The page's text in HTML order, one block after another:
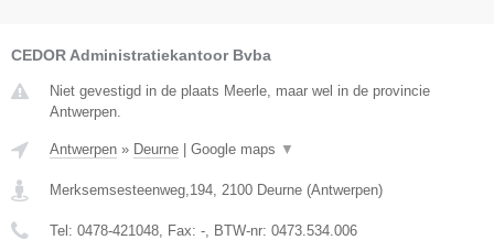
CEDOR Administratiekantoor Bvba
Niet gevestigd in de plaats Meerle, maar wel in de provincie
Antwerpen.
Antwerpen » Deurne Google maps ▼
Merksemsesteenweg,194 2100 Deurne (Antwerpen)
Tel: 0478-421048 , Fax: - , BTW-nr: 0473.534.006